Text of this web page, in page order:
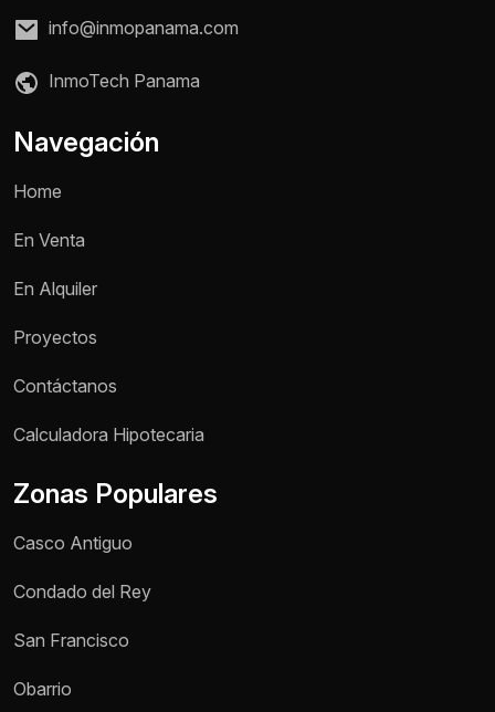
Teléfono / WhatsApp *
info@inmopanama.com
InmoTech Panama
Navegación
Home
En Venta
En Alquiler
Proyectos
Contáctanos
Calculadora Hipotecaria
Zonas Populares
Casco Antiguo
Condado del Rey
San Francisco
Obarrio